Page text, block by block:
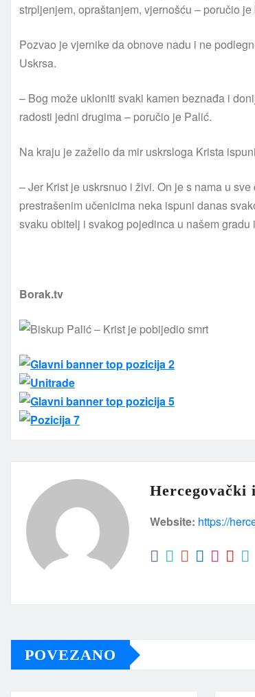
strpljenjem, opraštanjem, vjernošću – poručio
Pozvao je vjernike da obnove nadu i ne
Uskrsa.
– Bog može ukloniti svaki kamen beznađa i
radosti jedni drugima – poručio je Palić.
Na kraju je zaželio da mir uskrsloga Krista
– Jer Krist je uskrsnuo i živi. On je s nama u
prestrašenim učenicima neka ispuni danas
svaku obitelj i svakog pojedinca u našem
Borak.tv
Hercegovački
Website: https://
POVEZANO